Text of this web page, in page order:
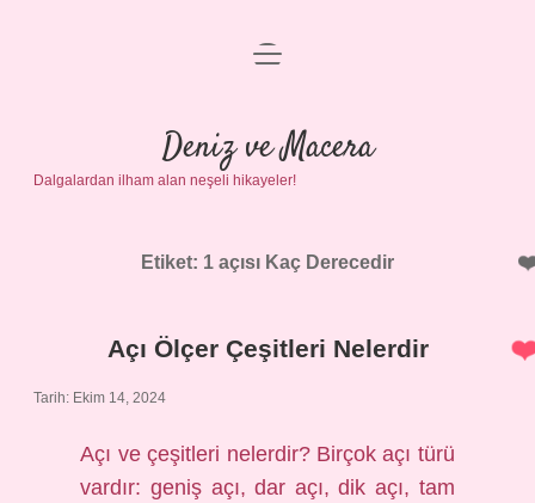
Anasayfa
Gizlilik Politikası
Yasal Uyarı
menüyü
Deniz ve Macera
Dalgalardan ilham alan neşeli hikayeler!
Etiket: 1 açısı Kaç Derecedir
Açı Ölçer Çeşitleri Nelerdir
Tarih: Ekim 14, 2024
Açı ve çeşitleri nelerdir? Birçok açı türü
vardır: geniş açı, dar açı, dik açı, tam